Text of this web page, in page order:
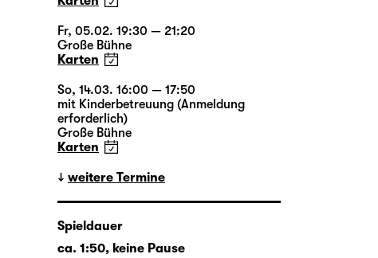
Fr, 05.02. 19:30 — 21:20
Große Bühne
Karten
So, 14.03. 16:00 — 17:50
mit Kinderbetreuung (Anmeldung
erforderlich)
Große Bühne
Karten
weitere Termine
Spieldauer
ca. 1:50, keine Pause